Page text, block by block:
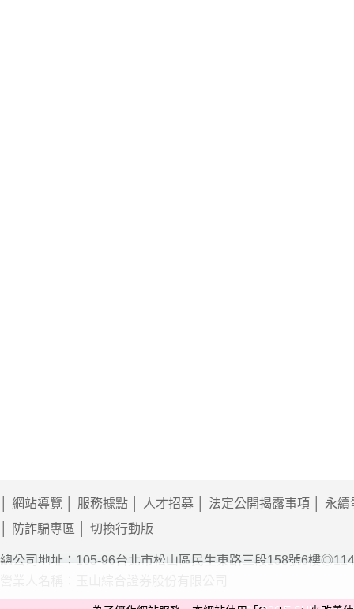
網站導覽 服務據點 人才招募 法定公開揭露事項
永續
防詐騙專區
切換行動版
總公司地址：105-96台北市松山區民生東路三段158號6樓